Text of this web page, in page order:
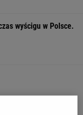
wyścigu w Polsce.